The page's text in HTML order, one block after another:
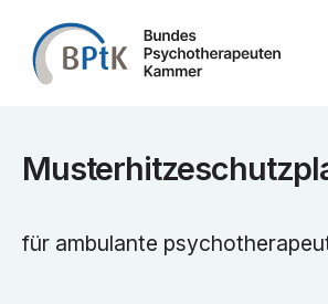
Zum Inhalt springen
für ambulante